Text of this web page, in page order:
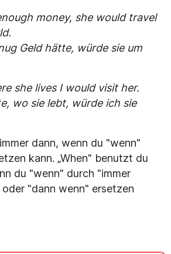
money, she would travel
Geld hätte, würde sie um
she lives I would visit her.
wo sie lebt, würde ich sie
dann, wenn du "wenn"
kann. „When" benutzt du
du "wenn" durch "immer
"dann wenn" ersetzen